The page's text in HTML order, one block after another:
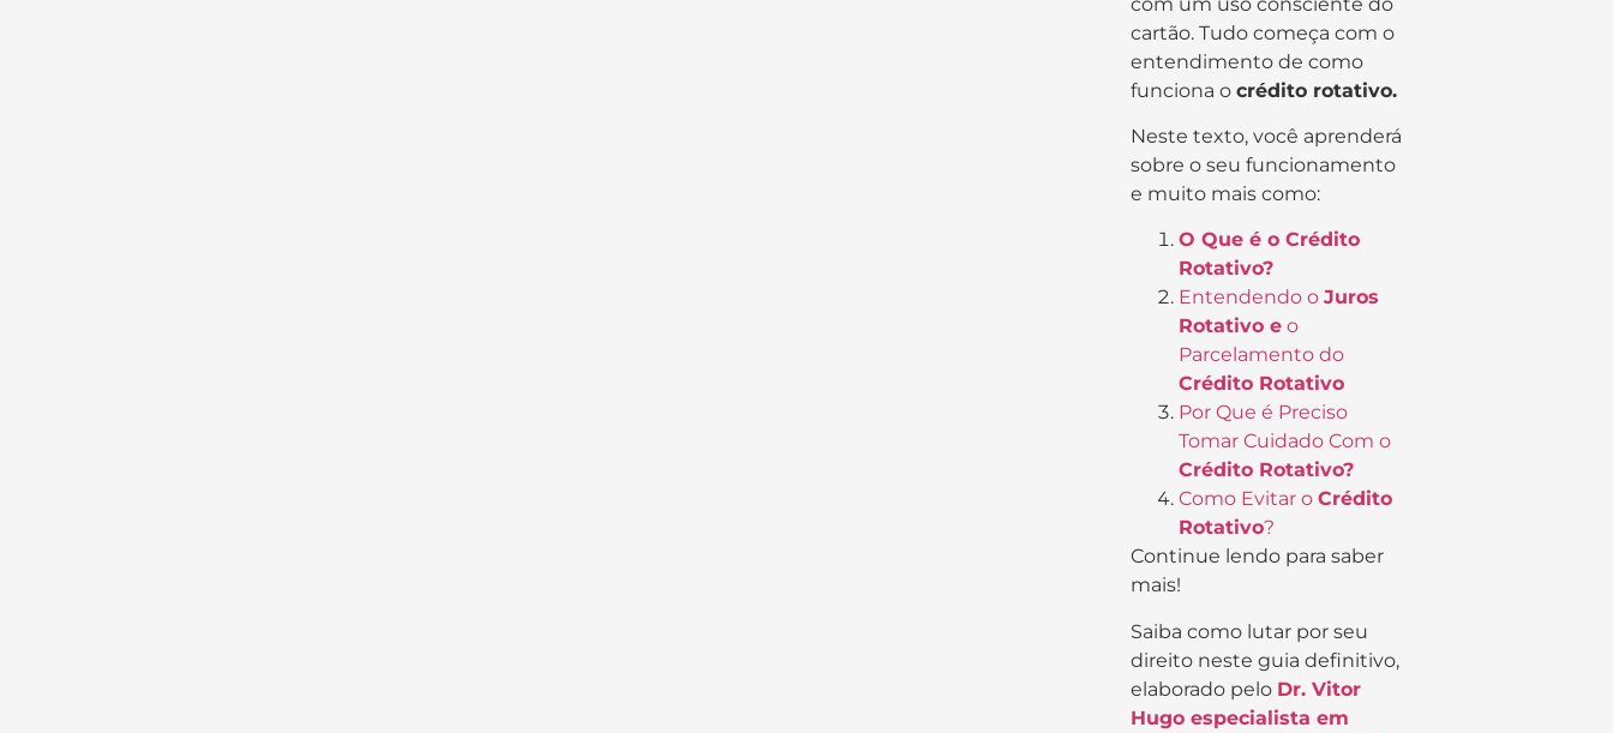
cartão. Tudo começa com o
entendimento de como
funciona o crédito rotativo.
Neste texto, você aprenderá
sobre o seu funcionamento
e muito mais como:
O Que é o Crédito
Rotativo?
Entendendo o Juros
Rotativo e o
Parcelamento do
Crédito Rotativo
Por Que é Preciso
Tomar Cuidado Com o
Crédito Rotativo?
Como Evitar o Crédito
Rotativo?
Continue lendo para saber
mais!
Saiba como lutar por seu
direito neste guia definitivo,
elaborado pelo Dr. Vitor
Hugo especialista em